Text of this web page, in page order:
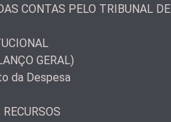
CONTAS PELO TRIBUNAL DE
GERAL)
da Despesa